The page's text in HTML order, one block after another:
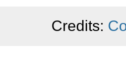
Credits: